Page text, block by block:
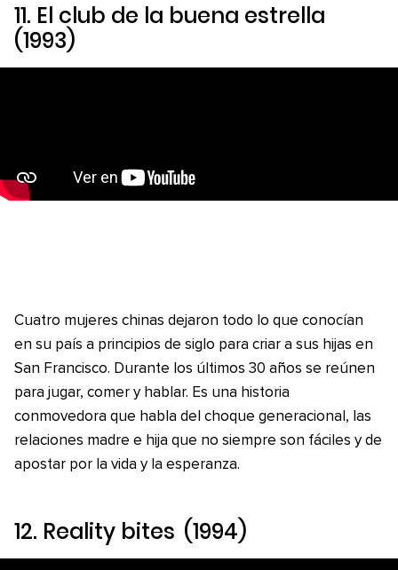
11. El club de la buena estrella
(1993)
Cuatro mujeres chinas dejaron todo lo que conocían
en su país a principios de siglo para criar a sus hijas en
San Francisco. Durante los últimos 30 años se reúnen
para jugar, comer y hablar. Es una historia
conmovedora que habla del choque generacional, las
relaciones madre e hija que no siempre son fáciles y de
apostar por la vida y la esperanza.
12. Reality bites (1994)